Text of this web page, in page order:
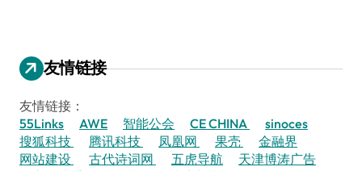
友情链接
友情链接：
55Links
AWE 智能公会 CE CHINA
sinoces
搜狐科技
腾讯科技 凤凰网 果壳
金融界
网站建设
古代诗词网 五虎导航
天津博涛广告